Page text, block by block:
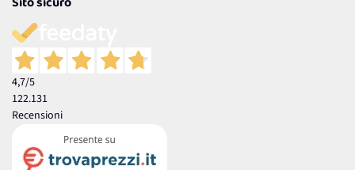
4,7/5
122.131
Recensioni